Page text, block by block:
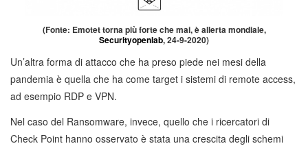
(Fonte: Emotet torna più forte che mai, è allerta mondiale,
Securityopenlab, 24-9-2020)
Un’altra forma di attacco che ha preso piede nei mesi della
pandemia è quella che ha come target i sistemi di remote access,
ad esempio RDP e VPN.
Nel caso del Ransomware, invece, quello che i ricercatori di
Check Point hanno osservato è stata una crescita degli schemi